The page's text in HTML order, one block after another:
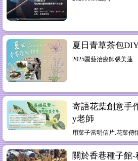
夏日青草茶包
2025園藝治療師張美蓮
寄語花葉創意手
y老師
用葉子當明信片.花葉傳
關於香巷種子館